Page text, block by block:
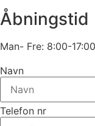
Åbningstid
Man- Fre: 8:00-17:00
Navn
Telefon nr